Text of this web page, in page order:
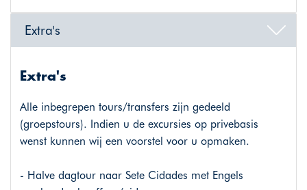
Extra's
Extra's
Alle inbegrepen tours/transfers zijn gedeeld
(groepstours). Indien u de excursies op privebasis
wenst kunnen wij een voorstel voor u opmaken.
- Halve dagtour naar Sete Cidades met Engels